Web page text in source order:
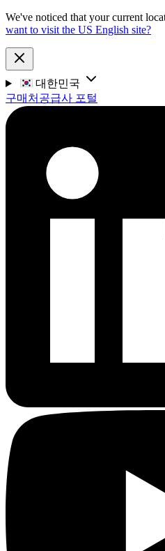
We've noticed that your current
want to visit the US English site?
대한민국
구매처 공급사 포털